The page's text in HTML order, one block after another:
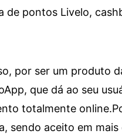
de pontos Livelo,
por ser um produto
que dá ao seu
totalmente online.
sendo aceito em